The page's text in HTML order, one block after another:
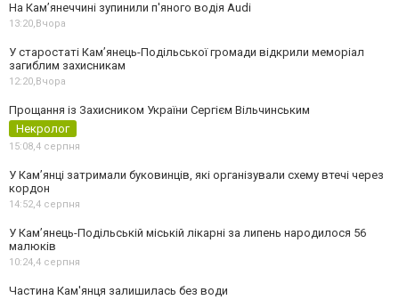
На Камʼянеччині зупинили п'яного водія Audi
13:20, Вчора
У старостаті Кам’янець-Подільської громади відкрили меморіал
загиблим захисникам
12:20, Вчора
Прощання із Захисником України Сергієм Вільчинським
Некролог
15:08,4 серпня
У Кам’янці затримали буковинців, які організували схему втечі через
кордон
14:52,4 серпня
У Кам’янець-Подільській міській лікарні за липень народилося 56
малюків
10:24,4 серпня
Частина Кам'янця залишилась без води